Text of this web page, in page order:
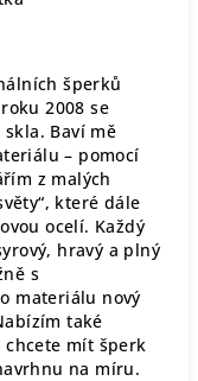
šperků
2008 se
Baví mě
– pomocí
z malých
které dále
ocelí. Každý
hravý a plný
s
materiálu nový
také
chcete mít šperk
na míru.